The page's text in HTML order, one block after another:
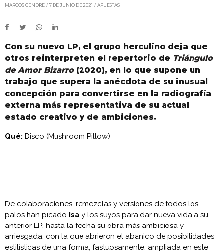
MARCOS GENDRE 7 DE JUNIO DE 2021 APUESTAS
Con su nuevo LP, el grupo herculino deja que
otros reinterpreten el repertorio de Triángulo
de Amor Bizarro(2020), en lo que supone un
trabajo que supera la anécdota de su inusual
concepción para convertirse en la radiografía
externa más representativa de su actual
estado creativo y de ambiciones.
Qué: Disco (Mushroom Pillow)
De colaboraciones, remezclas y versiones de todos los
palos han picado Isa y los suyos para dar nueva vida a su
anterior LP; hasta la fecha su obra más ambiciosa y
arriesgada, con la que abrieron el abanico de posibilidades
estilísticas de una forma, fastuosamente, ampliada en este